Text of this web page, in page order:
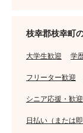
枝幸郡枝幸町
大学生歓迎 学
フリーター歓迎
シニア応援・歓迎
日払い（または即